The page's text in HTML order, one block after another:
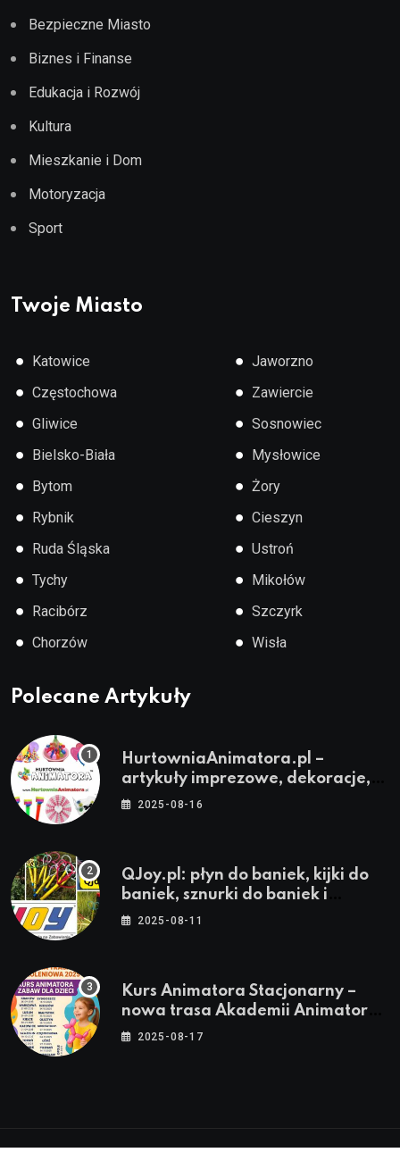
Bezpieczne Miasto
Biznes i Finanse
Edukacja i Rozwój
Kultura
Mieszkanie i Dom
Motoryzacja
Sport
Twoje Miasto
● Katowice
● Częstochowa
● Gliwice
● Bielsko-Biała
● Bytom
● Rybnik
● Ruda Śląska
● Tychy
● Racibórz
● Chorzów
● Jaworzno
● Zawiercie
● Sosnowiec
● Mysłowice
● Żory
● Cieszyn
● Ustroń
● Mikołów
● Szczyrk
● Wisła
Polecane Artykuły
HurtowniaAnimatora.pl –
artykuły imprezowe, dekoracje,
stroje i akcesoria dla animatorów
2025-08-16
QJoy.pl: płyn do baniek, kijki do
baniek, sznurki do baniek i
zestawy do baniek
2025-08-11
Kurs Animatora Stacjonarny –
nowa trasa Akademii Animatora
– jesień 2025
2025-08-17